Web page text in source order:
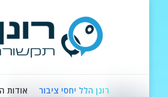
רונן הלל יחסי ציבור אודות